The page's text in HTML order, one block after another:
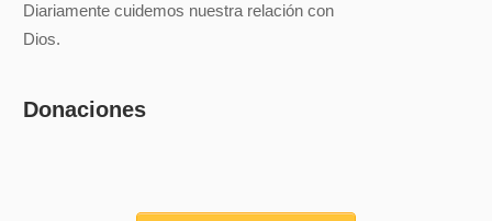
Diariamente cuidemos nuestra relación con
Dios.
Donaciones